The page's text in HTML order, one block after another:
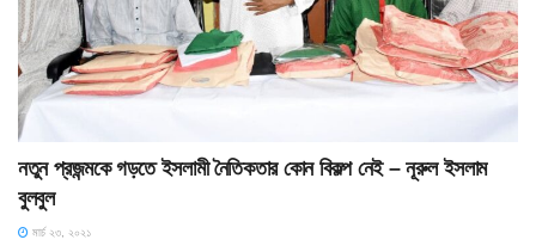
নতুন প্রজন্মকে গড়তে ইসলামী নৈতিকতার কোন বিকল্প নেই – নূরুল ইসলাম
বুলবুল
মার্চ ২৩, ২০২১